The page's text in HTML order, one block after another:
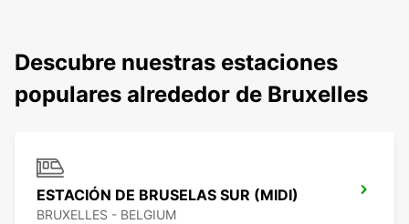
Descubre nuestras estaciones
populares alrededor de Bruxelles
ESTACIÓN DE BRUSELAS SUR (MIDI)
BRUXELLES - BELGIUM